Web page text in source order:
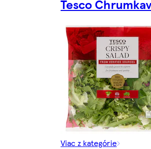
Tesco
Viac z kategórie